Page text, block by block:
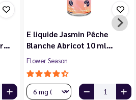
E liquide Jasmin Pêche
Blanche Abricot 10 ml…
Flower Season